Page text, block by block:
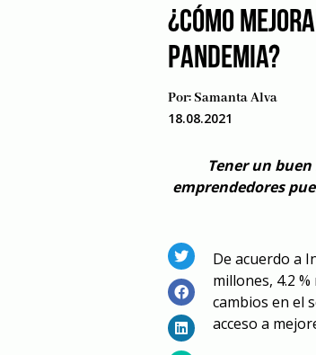
¿CÓMO
PANDEMIA?
Por:Samanta Alva
18.08.2021
Tener un
emprendedores
De acuerdo a
millones, 4.2
cambios en el
acceso a